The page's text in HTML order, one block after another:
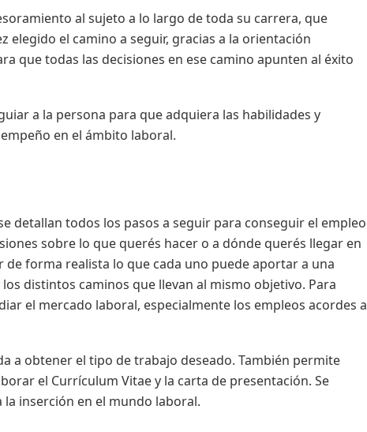
al sujeto a lo largo de toda su carrera, que
elegido el camino a seguir, gracias a la orientación
que todas las decisiones en ese camino apunten al éxito
a la persona para que adquiera las habilidades y
en el ámbito laboral.
detallan todos los pasos a seguir para conseguir el empleo
sobre lo que querés hacer o a dónde querés llegar en
forma realista lo que cada uno puede aportar a una
distintos caminos que llevan al mismo objetivo. Para
el mercado laboral, especialmente los empleos acordes a
a obtener el tipo de trabajo deseado. También permite
el Currículum Vitae y la carta de presentación. Se
inserción en el mundo laboral.